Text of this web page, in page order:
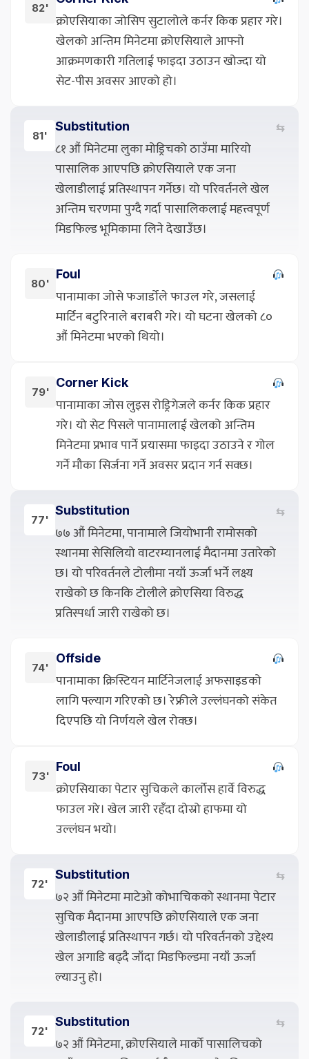
82'
क्रोएसियाका जोसिप सुटालोले कर्नर किक प्रहार गरे।
खेलको अन्तिम मिनेटमा क्रोएसियाले आफ्नो
आक्रमणकारी गतिलाई फाइदा उठाउन खोज्दा यो
सेट-पीस अवसर आएको हो।
81'
Substitution ⇆
८१ औं मिनेटमा लुका मोड्रिचको ठाउँमा मारियो
पासालिक आएपछि क्रोएसियाले एक जना
खेलाडीलाई प्रतिस्थापन गर्नेछ। यो परिवर्तनले खेल
अन्तिम चरणमा पुग्दै गर्दा पासालिकलाई महत्त्वपूर्ण
मिडफिल्ड भूमिकामा लिने देखाउँछ।
80'
Foul
पानामाका जोसे फजार्डोले फाउल गरे, जसलाई
मार्टिन बटुरिनाले बराबरी गरे। यो घटना खेलको ८०
औं मिनेटमा भएको थियो।
79'
Corner Kick
पानामाका जोस लुइस रोड्रिगेजले कर्नर किक प्रहार
गरे। यो सेट पिसले पानामालाई खेलको अन्तिम
मिनेटमा प्रभाव पार्ने प्रयासमा फाइदा उठाउने र गोल
गर्ने मौका सिर्जना गर्ने अवसर प्रदान गर्न सक्छ।
77'
Substitution ⇆
७७ औं मिनेटमा, पानामाले जियोभानी रामोसको
स्थानमा सेसिलियो वाटरम्यानलाई मैदानमा उतारेको
छ। यो परिवर्तनले टोलीमा नयाँ ऊर्जा भर्ने लक्ष्य
राखेको छ किनकि टोलीले क्रोएसिया विरुद्ध
प्रतिस्पर्धा जारी राखेको छ।
74'
Offside
पानामाका क्रिस्टियन मार्टिनेजलाई अफसाइडको
लागि फ्ल्याग गरिएको छ। रेफ्रीले उल्लंघनको संकेत
दिएपछि यो निर्णयले खेल रोक्छ।
73'
Foul
क्रोएसियाका पेटार सुचिकले कार्लोस हार्वे विरुद्ध
फाउल गरे। खेल जारी रहँदा दोस्रो हाफमा यो
उल्लंघन भयो।
72'
Substitution ⇆
७२ औं मिनेटमा माटेओ कोभाचिकको स्थानमा पेटार
सुचिक मैदानमा आएपछि क्रोएसियाले एक जना
खेलाडीलाई प्रतिस्थापन गर्छ। यो परिवर्तनको उद्देश्य
खेल अगाडि बढ्दै जाँदा मिडफिल्डमा नयाँ ऊर्जा
ल्याउनु हो।
72'
Substitution ⇆
७२ औं मिनेटमा, क्रोएसियाले मार्को पासालिचको